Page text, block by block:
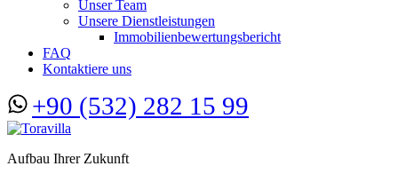
Unser Team
Unsere Dienstleistungen
Immobilienbewertungsbericht
FAQ
Kontaktiere uns
+90 (532) 282 15 99
Aufbau Ihrer Zukunft